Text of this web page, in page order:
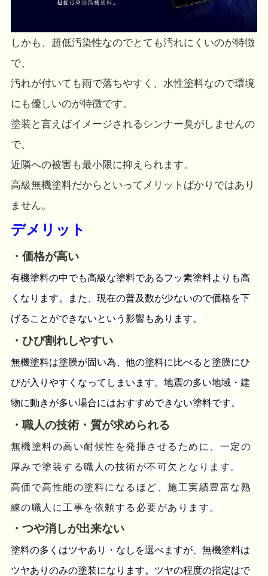
しかも、超低汚染性なのでとても汚れにくいのが特徴
で、
汚れが付いても雨で落ちやすく、水性塗料なので環境
にも優しいのが特徴です。
塗装と言えばイメージされるシンナー臭がしませんの
で、
近隣への被害も最小限に抑えられます。
高級無機塗料だからといってメリットばかりではあり
ません。
デメリット
・価格が高い
有機塗料の中でも高級な塗料であるフッ素塗料よりも高
くなります。また、現在の普及数が少ないので価格を下
げることができないという影響もあります。
・ひび割れしやすい
無機塗料は塗膜が固い為、他の塗料に比べると塗膜にひ
びが入りやすくなってしまいます。地震の多い地域・建
物に動きが多い場合にはおすすめできない塗料です。
・職人の技術・質が求められる
無機塗料の高い耐候性を発揮させるために、一定の
厚みで塗装する職人の技術が不可欠となります。
高価で高性能の塗料になるほど、施工実績豊富な熟
練の職人に工事を依頼する必要があります。
・つや消しが出来ない
塗料の多くはツヤあり・なしを選べますが、無機塗料は
ツヤありのみの塗装になります。ツヤの程度の指定はで